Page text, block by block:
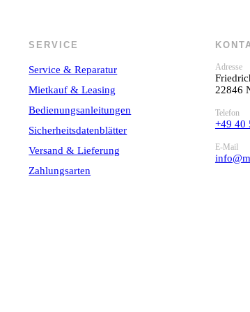
SERVICE
Service & Reparatur
Mietkauf & Leasing
Bedienungsanleitungen
Sicherheitsdatenblätter
Versand & Lieferung
Zahlungsarten
Adresse
22846
Telefon
+49 40
E-Mail